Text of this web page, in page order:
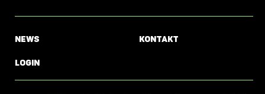
News
Login
Kontakt